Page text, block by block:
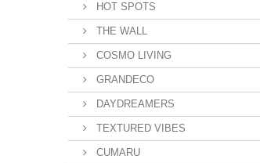
HOT SPOTS
THE WALL
COSMO LIVING
GRANDECO
DAYDREAMERS
TEXTURED VIBES
CUMARU